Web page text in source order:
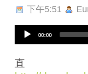
下午5:51
i
o
00:00